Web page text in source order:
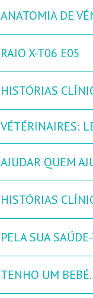
ANATOMIA DE
RAIO X-T06 E05
HISTÓRIAS
VÉTÉRINAIRES:
AJUDAR QUEM
HISTÓRIAS
PELA SUA
TENHO UM